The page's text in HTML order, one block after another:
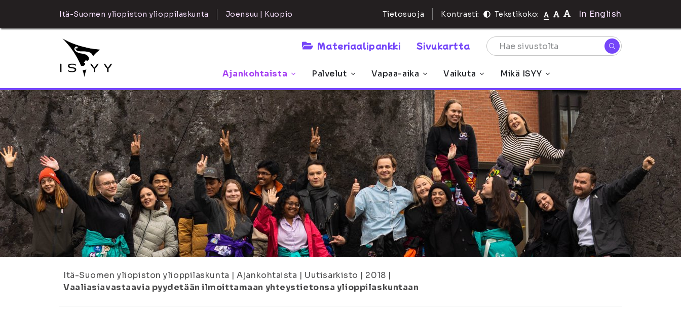
Itä-Suomen yliopiston ylioppilaskunta Joensuu | Kuopio Tietosuoja Kontrasti: Tekstikoko: In English
Materiaalipankki Sivukartta
Ajankohtaista Palvelut Vapaa-aika Vaikuta Mikä ISYY
Itä-Suomen yliopiston ylioppilaskunta | Ajankohtaista | Uutisarkisto | 2018 |
Vaaliasiavastaavia pyydetään ilmoittamaan yhteystietonsa ylioppilaskuntaan